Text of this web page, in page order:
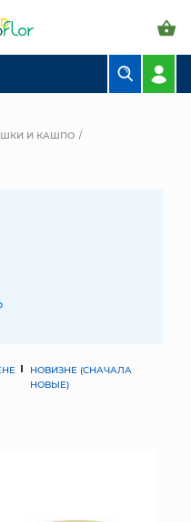
И КАШПО
НОВИЗНЕ (СНАЧАЛА
НОВЫЕ)